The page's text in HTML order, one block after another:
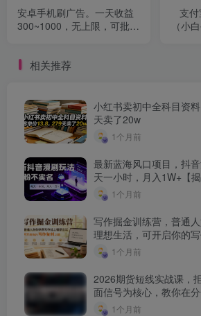
安卓手机刷广告。一天收益
300~1000，无上限，可批量
支付
（小
相关推荐
小红书卖初中全科目资
天卖了20w
1个月前
最新蓝海风口项目，抖
天一小时，月入1W+【揭
1个月前
写作掘金训练营，普通
理想生活，可开启你的写
月） 1个月前
2026期货短线实战课，
面信号为核心，教你在
种、避诱多陷阱
1个月前